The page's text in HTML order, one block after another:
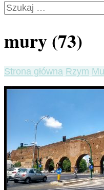
Szukaj:
mury (73)
Strona główna Rzym